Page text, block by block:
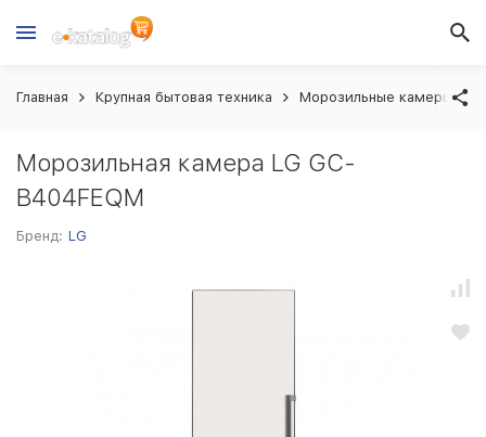
Главная Крупная бытовая техника Морозильные камеры
Морозильная камера LG GC-
B404FEQM
Бренд: LG